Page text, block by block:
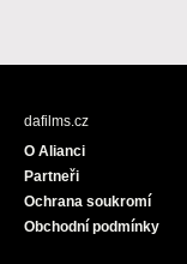
dafilms.cz
O Alianci
Partneři
Ochrana soukromí
Obchodní podmínky